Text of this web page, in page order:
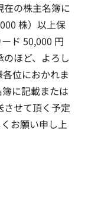
在の株主名簿に
株）以上保
ド 50,000 円
ほど、よろし
位におかれま
に記載または
せて頂く予定
お願い申し上